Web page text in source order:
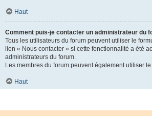
Haut
Comment puis-je contacter un administrateur du
Tous les utilisateurs du forum peuvent utiliser le
lien « Nous contacter » si cette fonctionnalité a été
administrateurs du forum.
Les membres du forum peuvent également utiliser le
Haut